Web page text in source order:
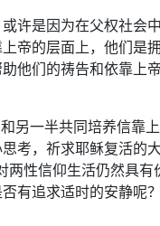
许是因为在父权社会
帝的层面上，他们
他们的祷告和依靠上
一半共同培养信靠
考，祈求耶稣复活的
性信仰生活仍然具有
有追求适时的安静呢